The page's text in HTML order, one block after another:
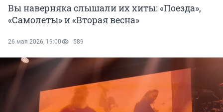
Вы наверняка слышали их хиты: «Поезда»,
«Самолеты» и «Вторая весна»
26 мая 2026, 19:00 589